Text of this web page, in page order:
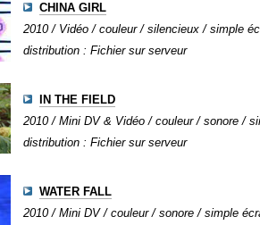
CHINA GIRL
2010 / Vidéo / couleur / silencieux / simple
distribution : Fichier sur serveur
IN THE FIELD
2010 / Mini DV & Vidéo / couleur / sonore /
distribution : Fichier sur serveur
WATER FALL
2010 / Mini DV / couleur / sonore / simple